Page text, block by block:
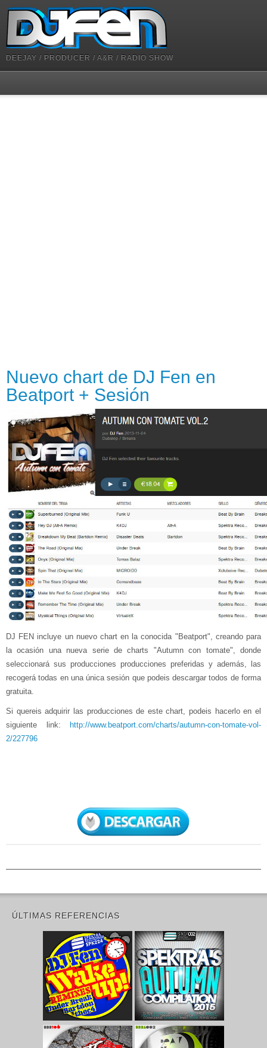
DEEJAY / PRODUCER / A&R / RADIO SHOW
Nuevo chart de DJ Fen en
Beatport + Sesión
DJ FEN incluye un nuevo chart en la conocida "Beatport", creando para
la ocasión una nueva serie de charts "Autumn con tomate", donde
seleccionará sus producciones producciones preferidas y además, las
recogerá todas en una única sesión que podeis descargar todos de forma
gratuita.
Si quereis adquirir las producciones de este chart, podeis hacerlo en el
siguiente link:
http://www.beatport.com/charts/autumn-con-tomate-vol-
2/227796
ÚLTIMAS REFERENCIAS